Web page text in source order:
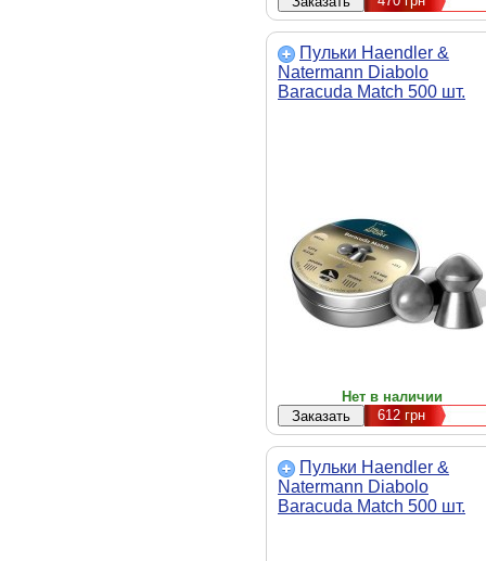
Пульки Haendler &
Natermann Diabolo
Baracuda Match 500 шт.
Нет в наличии
612грн
Пульки Haendler &
Natermann Diabolo
Baracuda Match 500 шт.